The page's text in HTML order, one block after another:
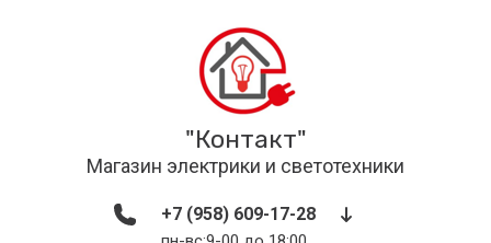
"Контакт"
Магазин электрики и светотехники
+7 (958) 609-17-28